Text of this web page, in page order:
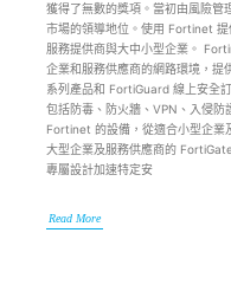
獲得了無數的獎項。當初由風險
市場的領導地位。使用 Fortinet
服務提供商與大中小型企業。
企業和服務供應商的網路環境，
系列產品和 FortiGuard 線上安全
包括防毒、防火牆、VPN、入侵防
Fortinet 的設備，從適合小型企
大型企業及服務供應商的
專屬設計加速特定安
Read More